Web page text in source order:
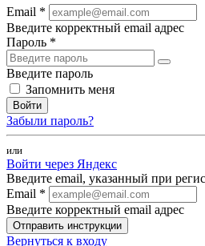
Email *
Введите корректный email адрес
Пароль *
Введите пароль
Запомнить меня
Войти
Забыли пароль?
или
Войти через Яндекс
Введите email, указанный при
Email *
Введите корректный email адрес
Отправить инструкции
Вернуться к входу